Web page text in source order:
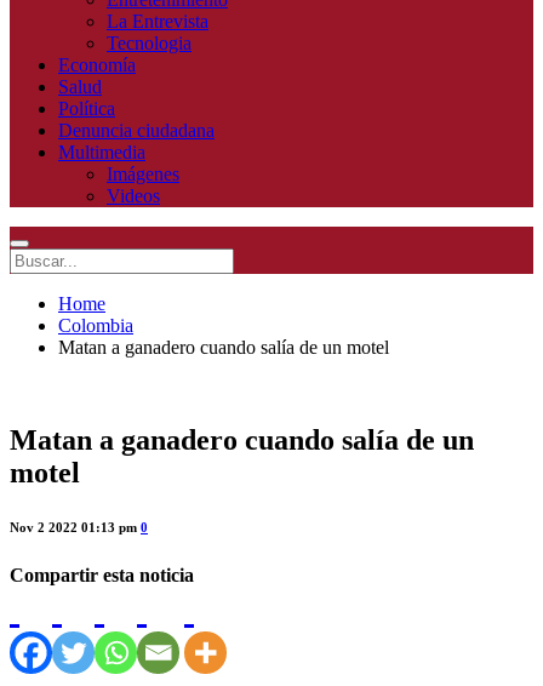
La Entrevista
Tecnologia
Economía
Salud
Política
Denuncia ciudadana
Multimedia
Imágenes
Videos
Home
Colombia
Matan a ganadero cuando salía de un motel
Matan a ganadero cuando salía de un
motel
Nov 2 2022 01:13 pm 0
Compartir esta noticia